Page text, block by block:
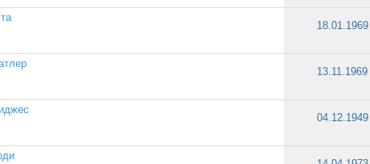
18.01.1969
13.11.1969
04.12.1949